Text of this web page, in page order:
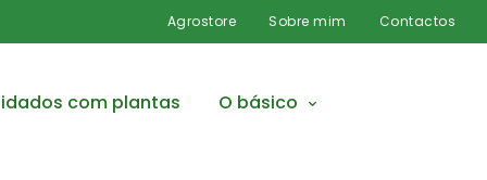
Agrostore Sobre mim Contactos
com plantas O básico